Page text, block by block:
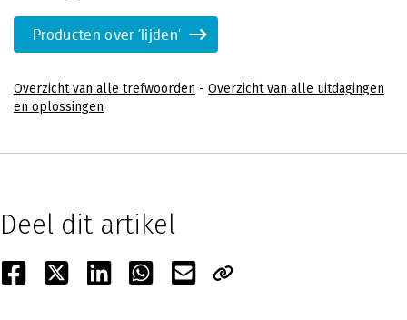
Producten over 'lijden'
Overzicht van alle trefwoorden - Overzicht van alle uitdagingen
en oplossingen
Deel dit artikel